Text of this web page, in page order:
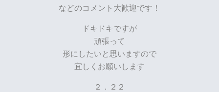
などのコメント大歓迎です！
ドキドキですが
頑張って
形にしたいと思いますので
宜しくお願いします
２．２２